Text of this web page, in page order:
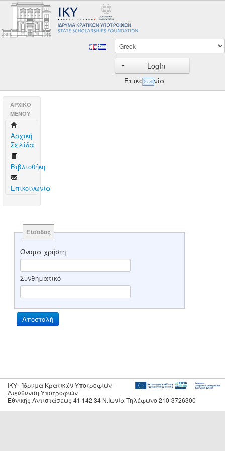
LogIn
Επικοινωνία
AΡΧΙΚΟ
ΜΕΝΟΥ
Aρχική
Σελίδα
Βιβλιοθήκη
Επικοινωνία
Είσοδος
Όνομα χρήστη
Συνθηματικό
IKY - Ίδρυμα Κρατικών Υποτροφιών -
Διεύθυνση Υποτροφιών
Εθνικής Αντιστάσεως 41 142 34 Ν.Ιωνία Τηλέφωνο 210-3726300